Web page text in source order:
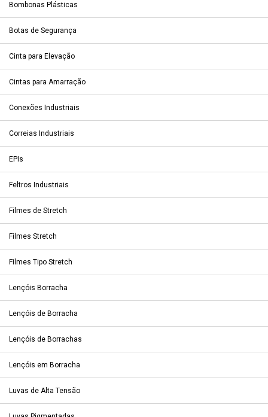
Bombonas Plásticas
Botas de Segurança
Cinta para Elevação
Cintas para Amarração
Conexões Industriais
Correias Industriais
EPIs
Feltros Industriais
Filmes de Stretch
Filmes Stretch
Filmes Tipo Stretch
Lençóis Borracha
Lençóis de Borracha
Lençóis de Borrachas
Lençóis em Borracha
Luvas de Alta Tensão